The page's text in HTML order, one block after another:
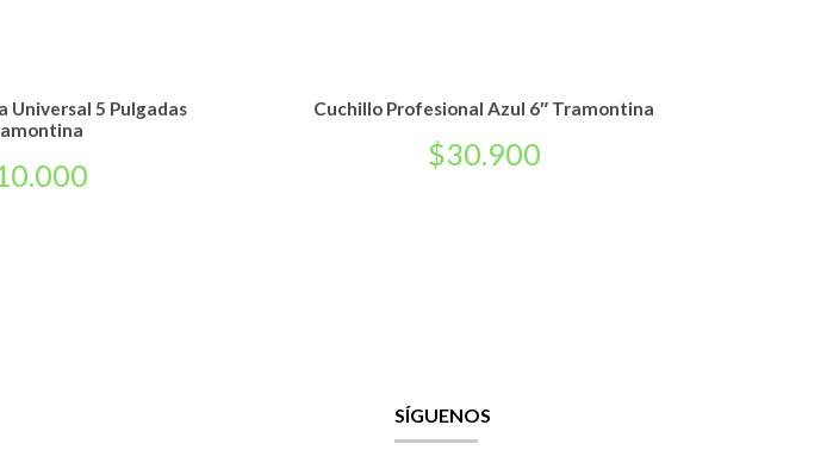
Universal 5 Pulgadas
Cuchillo Profesional Azul 6″ Tramontina
$30.900
SÍGUENOS